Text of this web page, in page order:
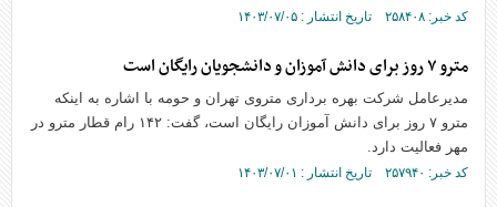
کد خبر: ۲۵۸۴۰۸ تاریخ انتشار : ۱۴۰۳/۰۷/۰۵
مترو ۷ روز برای دانش آموزان و دانشجویان رایگان است
مدیرعامل شرکت بهره برداری متروی تهران و حومه با اشاره به اینکه
مترو ۷ روز برای دانش آموزان رایگان است، گفت: ۱۴۲ رام قطار مترو در
مهر فعالیت دارد.
کد خبر: ۲۵۷۹۴۰ تاریخ انتشار : ۱۴۰۳/۰۷/۰۱